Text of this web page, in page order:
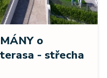
o
- střecha